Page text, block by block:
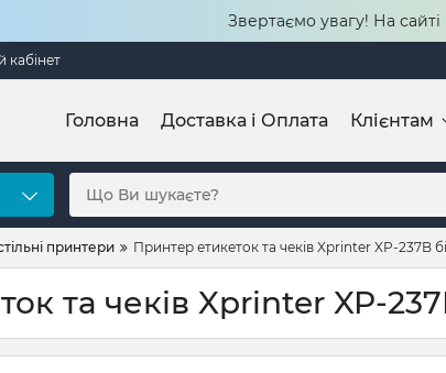
Звертаємо увагу! На
кабінет
Головна Доставка і Оплата Клієнтам
принтери Принтер етикеток та чеків Xprinter XP-237B
та чеків Xprinter XP-